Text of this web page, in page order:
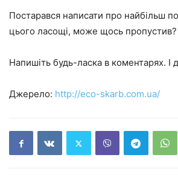
Постарався написати про найбільш
цього ласощі, може щось пропустив?
Напишіть будь-ласка в коментарях. І
Джерело: http://eco-skarb.com.ua/